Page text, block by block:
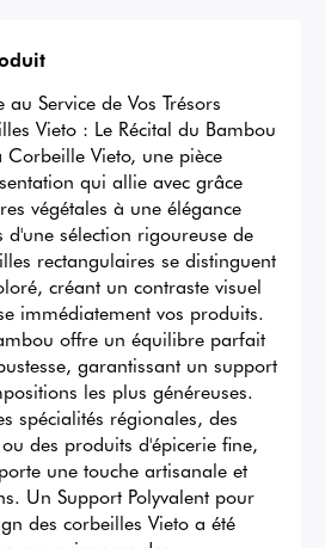
au Service de Vos Trésors
Vieto : Le Récital du Bambou
Corbeille Vieto, une pièce
qui allie avec grâce
végétales à une élégance
d'une sélection rigoureuse de
rectangulaires se distinguent
créant un contraste visuel
immédiatement vos produits.
offre un équilibre parfait
garantissant un support
les plus généreuses.
spécialités régionales, des
des produits d'épicerie fine,
une touche artisanale et
Un Support Polyvalent pour
des corbeilles Vieto a été